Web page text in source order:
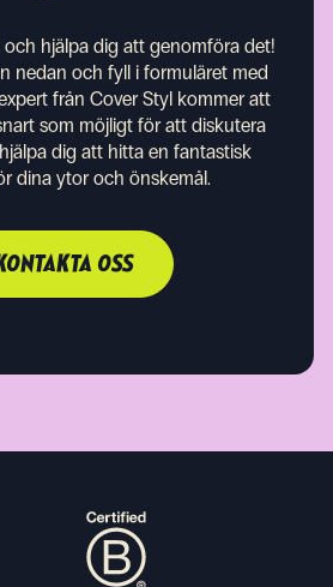
och hjälpa dig att genomföra det!
nedan och fyll i formuläret med
från Cover Styl kommer att
som möjligt för att diskutera
dig att hitta en fantastisk
dina ytor och önskemål.
OSS